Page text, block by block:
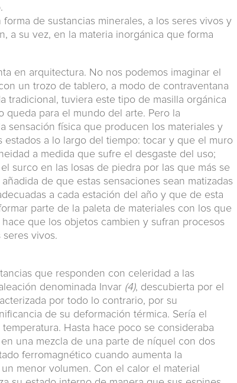
de sustancias minerales, a los seres vivos y
a su vez, en la materia inorgánica que forma
en arquitectura. No nos podemos imaginar el
un trozo de tablero, a modo de contraventana
tradicional, tuviera este tipo de masilla orgánica
queda para el mundo del arte. Pero la
sensación física que producen los materiales y
estados a lo largo del tiempo: tocar y que el muro
a medida que sufre el desgaste del uso;
surco en las losas de piedra por las que más se
de que estas sensaciones sean matizadas
a cada estación del año y que de esta
parte de la paleta de materiales con los que
que los objetos cambien y sufran procesos
vivos.
que responden con celeridad a las
denominada Invar (4), descubierta por el
por todo lo contrario, por su
de su deformación térmica. Sería el
Hasta hace poco se consideraba
una mezcla de una parte de níquel con dos
ferromagnético cuando aumenta la
menor volumen. Con el calor el material